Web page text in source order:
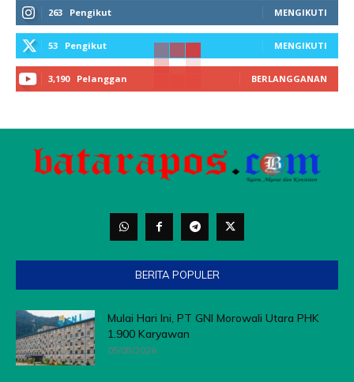
263 Pengikut MENGIKUTI
53 Pengikut MENGIKUTI
3,190 Pelanggan BERLANGGANAN
BERITA POPULER
Mulai Hari Ini, PT GNI Morowali Utara PHK
1.900 Karyawan
05/08/2026